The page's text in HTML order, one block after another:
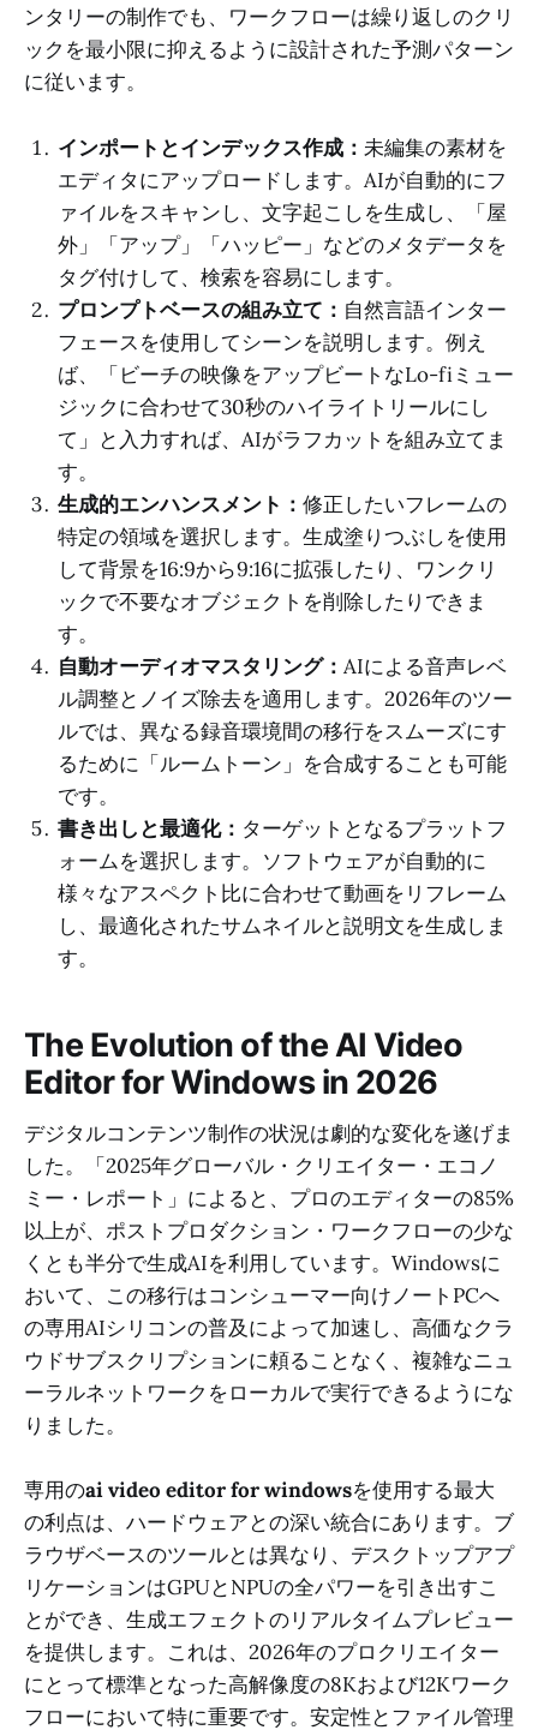
ンタリーの制作でも、ワークフローは繰り返しのクリ
ックを最小限に抑えるように設計された予測パターン
に従います。
インポートとインデックス作成： 未編集の素材を
エディタにアップロードします。AIが自動的にフ
ァイルをスキャンし、文字起こしを生成し、「屋
外」「アップ」「ハッピー」などのメタデータを
タグ付けして、検索を容易にします。
プロンプトベースの組み立て： 自然言語インター
フェースを使用してシーンを説明します。例え
ば、「ビーチの映像をアップビートなLo-fiミュー
ジックに合わせて30秒のハイライトリールにし
て」と入力すれば、AIがラフカットを組み立てま
す。
生成的エンハンスメント： 修正したいフレームの
特定の領域を選択します。生成塗りつぶしを使用
して背景を16:9から9:16に拡張したり、ワンクリ
ックで不要なオブジェクトを削除したりできま
す。
自動オーディオマスタリング： AIによる音声レベ
ル調整とノイズ除去を適用します。2026年のツー
ルでは、異なる録音環境間の移行をスムーズにす
るために「ルームトーン」を合成することも可能
です。
書き出しと最適化： ターゲットとなるプラットフ
ォームを選択します。ソフトウェアが自動的に
様々なアスペクト比に合わせて動画をリフレーム
し、最適化されたサムネイルと説明文を生成しま
す。
The Evolution of the AI Video
Editor for Windows in 2026
デジタルコンテンツ制作の状況は劇的な変化を遂げま
した。「2025年グローバル・クリエイター・エコノ
ミー・レポート」によると、プロのエディターの85%
以上が、ポストプロダクション・ワークフローの少な
くとも半分で生成AIを利用しています。Windowsに
おいて、この移行はコンシューマー向けノートPCへ
の専用AIシリコンの普及によって加速し、高価なクラ
ウドサブスクリプションに頼ることなく、複雑なニュ
ーラルネットワークをローカルで実行できるようにな
りました。
専用のai video editor for windowsを使用する最大
の利点は、ハードウェアとの深い統合にあります。ブ
ラウザベースのツールとは異なり、デスクトップアプ
リケーションはGPUとNPUの全パワーを引き出すこ
とができ、生成エフェクトのリアルタイムプレビュー
を提供します。これは、2026年のプロクリエイター
にとって標準となった高解像度の8Kおよび12Kワーク
フローにおいて特に重要です。安定性とファイル管理